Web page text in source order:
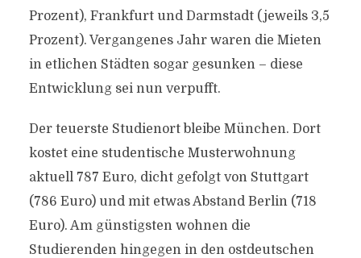
Prozent), Frankfurt und Darmstadt (jeweils 3,5
Prozent). Vergangenes Jahr waren die Mieten
in etlichen Städten sogar gesunken – diese
Entwicklung sei nun verpufft.
Der teuerste Studienort bleibe München. Dort
kostet eine studentische Musterwohnung
aktuell 787 Euro, dicht gefolgt von Stuttgart
(786 Euro) und mit etwas Abstand Berlin (718
Euro). Am günstigsten wohnen die
Studierenden hingegen in den ostdeutschen